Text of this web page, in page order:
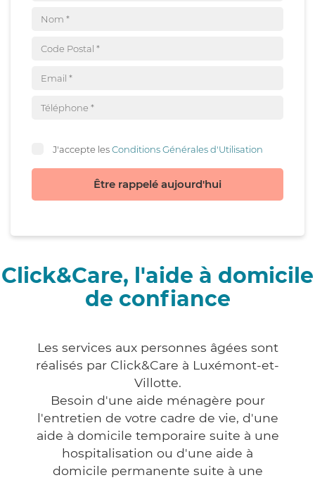
J'accepte lesConditions Générales d'Utilisation
Être rappelé aujourd'hui
Click&Care, l'aide à domicile
de confiance
Les services aux personnes âgées sont
réalisés par Click&Care à Luxémont-et-
Villotte.
Besoin d'une aide ménagère pour
l'entretien de votre cadre de vie, d'une
aide à domicile temporaire suite à une
hospitalisation ou d'une aide à
domicile permanente suite à une